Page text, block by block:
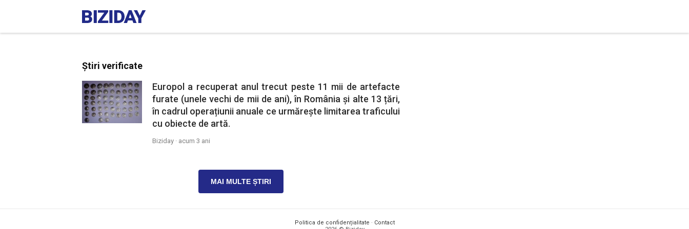
Știri verificate
Europol a recuperat anul trecut peste 11 mii de artefacte
furate (unele vechi de mii de ani), în România și alte 13 țări,
în cadrul operațiunii anuale ce urmărește limitarea traficului
cu obiecte de artă.
Biziday · acum 3 ani
MAI MULTE ȘTIRI
Politica de confidențialitate · Contact